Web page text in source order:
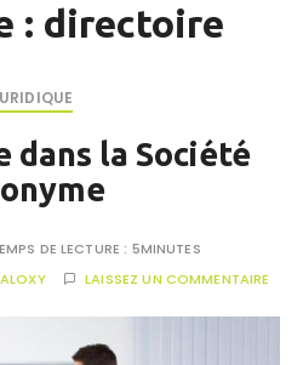
: directoire
dans la Société
DE LECTURE : 5MINUTES
LAISSEZ UN COMMENTAIRE